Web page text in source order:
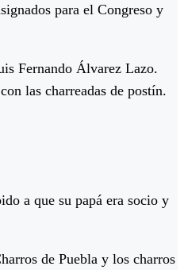
para el Congreso y
Fernando Álvarez Lazo.
las charreadas de postín.
a que su papá era socio y
de Puebla y los charros